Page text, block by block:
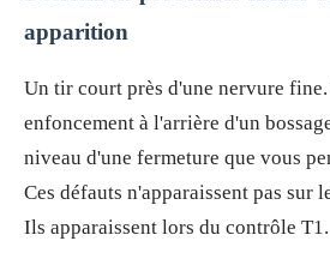
apparition
Un tir court près d'une nervure
enfoncement à l'arrière d'un
niveau d'une fermeture que vous
Ces défauts n'apparaissent pas sur
Ils apparaissent lors du contrôle T1.